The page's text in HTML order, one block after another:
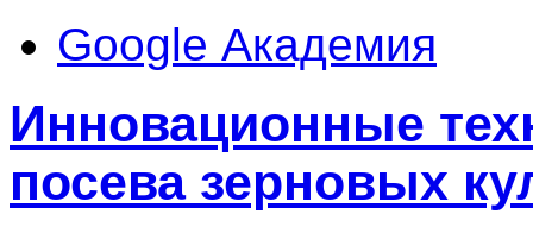
Google Академия
Инновационные
посева зерновых